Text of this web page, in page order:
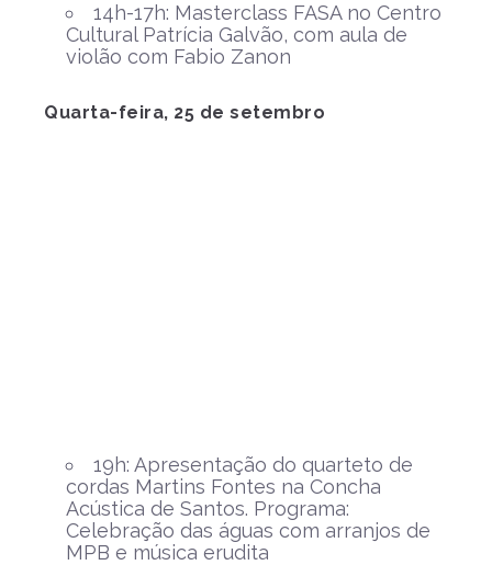
14h-17h: Masterclass FASA no Centro
Cultural Patrícia Galvão, com aula de
violão com Fabio Zanon
Quarta-feira, 25 de setembro
19h: Apresentação do quarteto de
cordas Martins Fontes na Concha
Acústica de Santos. Programa:
Celebração das águas com arranjos de
MPB e música erudita